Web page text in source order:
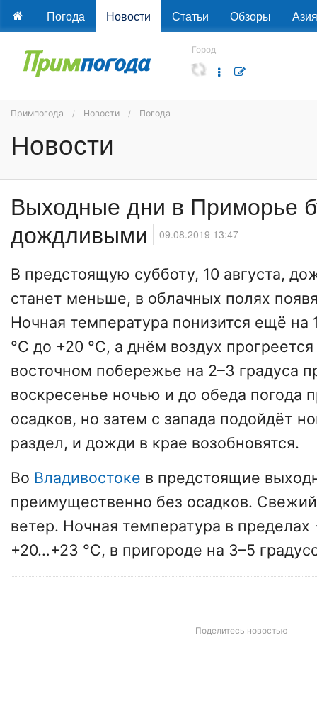
Погода Новости Статьи Обзоры Азия
Город
Примпогода Новости Погода
Новости
Выходные дни в Приморье
дождливыми
09.08.2019 13:47
В предстоящую субботу, 10 августа,
станет меньше, в облачных полях
Ночная температура понизится ещё на
°С до +20 °С, а днём воздух
восточном побережье на 2–3 градуса
воскресенье ночью и до обеда погода
осадков, но затем с запада подойдёт
раздел, и дожди в крае возобновятся.
Во Владивостоке в предстоящие
преимущественно без осадков.
ветер. Ночная температура в
+20…+23 °С, в пригороде на 3–5
Поделитесь новостью